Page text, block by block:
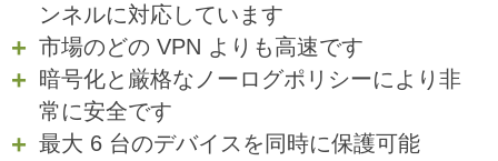
ンネルに対応しています
市場のどの VPN よりも高速です
暗号化と厳格なノーログポリシーにより非
常に安全です
最大 6 台のデバイスを同時に保護可能